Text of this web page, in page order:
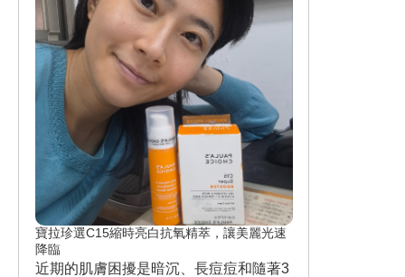
採用最高濃度7%依克多因+7重玻尿酸，
質地水潤輕盈、好推勻、不黏膩。使用
後整體改善感受佳，整體使用後會想回
購及推薦他人，真的不能沒有它。
寶拉珍選C15縮時亮白抗氧精萃，讓美麗光速
降臨
近期的肌膚困擾是暗沉、長痘痘和隨著3